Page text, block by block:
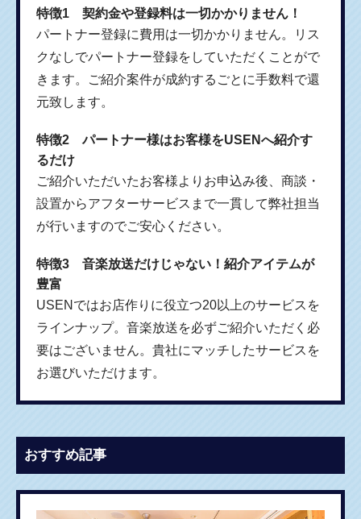
特徴1 契約金や登録料は一切かかりません！
パートナー登録に費用は一切かかりません。リス
クなしでパートナー登録をしていただくことがで
きます。ご紹介案件が成約するごとに手数料で還
元致します。
特徴2 パートナー様はお客様をUSENへ紹介す
るだけ
ご紹介いただいたお客様よりお申込み後、商談・
設置からアフターサービスまで一貫して弊社担当
が行いますのでご安心ください。
特徴3 音楽放送だけじゃない！紹介アイテムが
豊富
USENではお店作りに役立つ20以上のサービスを
ラインナップ。音楽放送を必ずご紹介いただく必
要はございません。貴社にマッチしたサービスを
お選びいただけます。
おすすめ記事